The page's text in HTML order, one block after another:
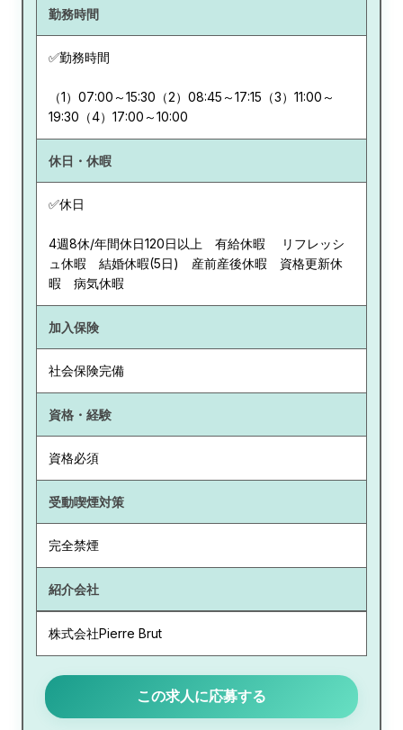
勤務時間
✅勤務時間
（1）07:00～15:30（2）08:45～17:15（3）11:00～
19:30（4）17:00～10:00
休日・休暇
✅休日
4週8休/年間休日120日以上 有給休暇 リフレッシ
ュ休暇 結婚休暇(5日) 産前産後休暇 資格更新休
暇 病気休暇
加入保険
社会保険完備
資格・経験
資格必須
受動喫煙対策
完全禁煙
紹介会社
株式会社Pierre Brut
この求人に応募する